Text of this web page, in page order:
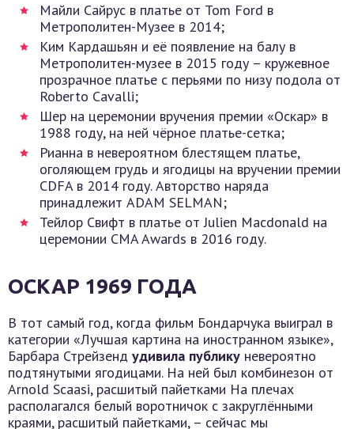
Майли Сайрус в платье от Tom Ford в
Метрополитен-Музее в 2014;
Ким Кардашьян и её появление на балу в
Метрополитен-музее в 2015 году – кружевное
прозрачное платье с перьями по низу подола от
Roberto Cavalli;
Шер на церемонии вручения премии «Оскар» в
1988 году, на ней чёрное платье-сетка;
Рианна в невероятном блестящем платье,
оголяющем грудь и ягодицы на вручении премии
CDFA в 2014 году. Авторство наряда
принадлежит ADAM SELMAN;
Тейлор Свифт в платье от Julien Macdonald на
церемонии CMA Awards в 2016 году.
ОСКАР 1969 ГОДА
В тот самый год, когда фильм Бондарчука выиграл в
категории «Лучшая картина на иностранном языке»,
Барбара Стрейзенд удивила публику невероятно
подтянутыми ягодицами. На ней был комбинезон от
Arnold Scaasi, расшитый пайетками На плечах
располагался белый воротничок с закруглёнными
краями, расшитый пайетками, – сейчас мы